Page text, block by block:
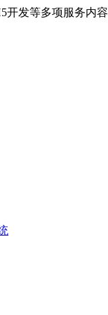
开发等多项服务内容